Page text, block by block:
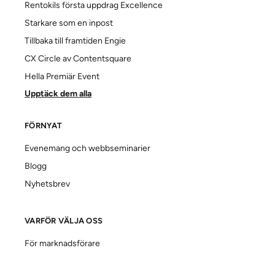
Rentokils första uppdrag Excellence
Starkare som en inpost
Tillbaka till framtiden Engie
CX Circle av Contentsquare
Hella Premiär Event
Upptäck dem alla
FÖRNYAT
Evenemang och webbseminarier
Blogg
Nyhetsbrev
VARFÖR VÄLJA OSS
För marknadsförare